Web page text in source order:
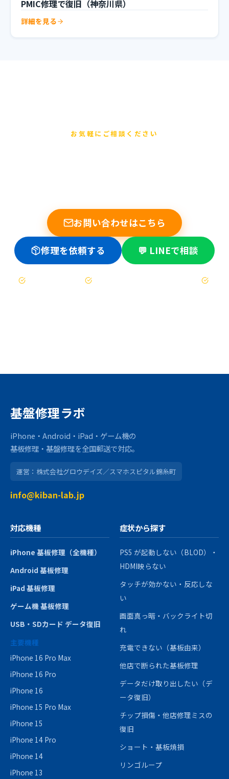
PMIC修理で復旧（神奈川県）
詳細を見る
お気軽にご相談ください
お問い合わせはこちら
修理を依頼する 💬 LINEで相談
基盤修理ラボ
iPhone・Android・iPad・ゲーム機の
基板修理・基盤修理を全国郵送で対応。
運営：株式会社グロウデイズ／スマホスピタル錦糸町
info@kiban-lab.jp
対応機種
iPhone 基板修理（全機種）
Android 基板修理
iPad 基板修理
ゲーム機 基板修理
USB・SDカード データ復旧
主要機種
iPhone 16 Pro Max
iPhone 16 Pro
iPhone 16
iPhone 15 Pro Max
iPhone 15
iPhone 14 Pro
iPhone 14
iPhone 13
症状から探す
PS5 が起動しない（BLOD）・
HDMI映らない
タッチが効かない・反応しな
い
画面真っ暗・バックライト切
れ
充電できない（基板由来）
他店で断られた基板修理
データだけ取り出したい（デ
ータ復旧）
チップ損傷・他店修理ミスの
復旧
ショート・基板焼損
リンゴループ